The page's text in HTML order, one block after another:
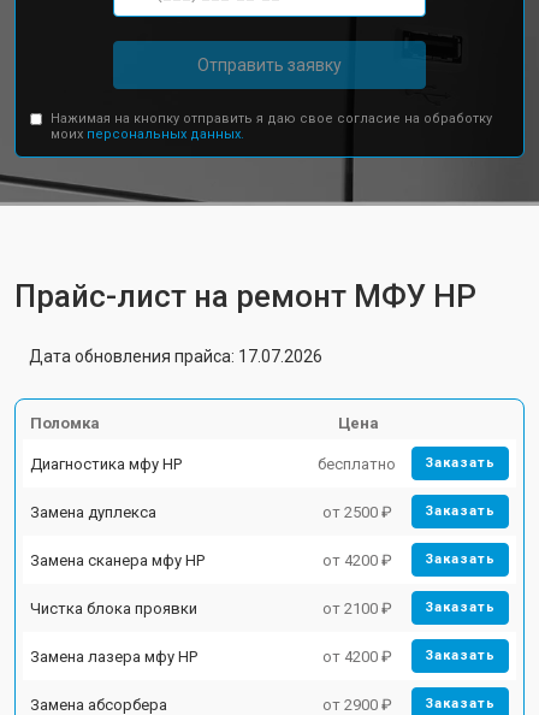
Отправить заявку
Нажимая на кнопку отправить я даю свое согласие на обработку
моих персональных данных.
Прайс-лист на ремонт МФУ HP
Дата обновления прайса: 17.07.2026
Поломка Цена
Диагностика мфу HP бесплатно Заказать
Замена дуплекса от 2500 ₽ Заказать
Замена сканера мфу HP от 4200 ₽ Заказать
Чистка блока проявки от 2100 ₽ Заказать
Замена лазера мфу HP от 4200 ₽ Заказать
Замена абсорбера от 2900 ₽ Заказать